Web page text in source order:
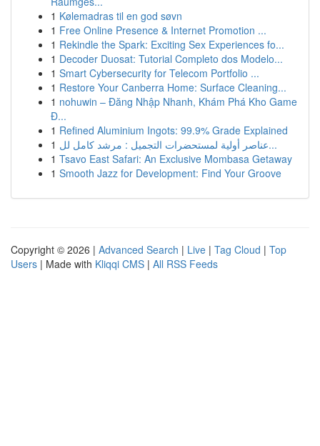
1 Kølemadras til en god søvn
1 Free Online Presence & Internet Promotion ...
1 Rekindle the Spark: Exciting Sex Experiences fo...
1 Decoder Duosat: Tutorial Completo dos Modelo...
1 Smart Cybersecurity for Telecom Portfolio ...
1 Restore Your Canberra Home: Surface Cleaning...
1 nohuwin – Đăng Nhập Nhanh, Khám Phá Kho Game
Đ...
1 Refined Aluminium Ingots: 99.9% Grade Explained
1
عناصر أولية لمستحضرات التجميل : مرشد كامل لل...
1 Tsavo East Safari: An Exclusive Mombasa Getaway
1 Smooth Jazz for Development: Find Your Groove
Copyright © 2026 | Advanced Search | Live | Tag Cloud | Top
Users | Made with Kliqqi CMS | All RSS Feeds